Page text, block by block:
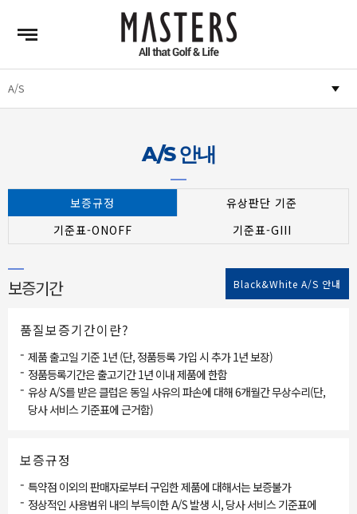
A/S 안내
보증규정
유상판단 기준
기준표-ONOFF
기준표-GIII
보증기간
품질보증기간이란?
- 제품 출고일 기준 1년 (단, 정품등록 가입 시 추가 1년 보장)
- 정품등록기간은 출고기간 1년 이내 제품에 한함
- 유상 A/S를 받은 클럽은 동일 사유의 파손에 대해 6개월간 무상수리(단,
당사 서비스 기준표에 근거함)
보증규정
- 특약점 이외의 판매자로부터 구입한 제품에 대해서는 보증불가
- 정상적인 사용범위 내의 부득이한 A/S 발생 시, 당사 서비스 기준표에
Black&White A/S 안내